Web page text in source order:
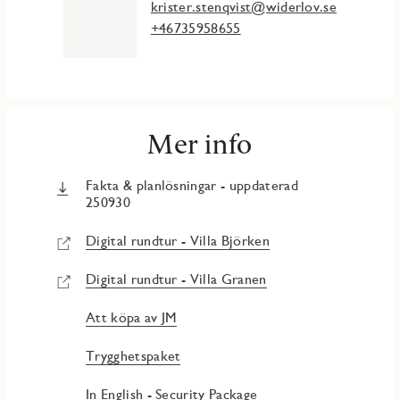
Sovrum med plats för dubbelsäng. Förvaring i
skjutdörrsgarderob. Alternativ planlösning ger möjlighet till
Skjutdörrsgarderob som tillval.
badkar som ingår i JMs originalinredning. Förvaring i
på bland annat kakel och klinker med inredningsval – i den
digitala inredningsväljaren hittar du alla tillval.
TOMT & UTEPLATS
krister.stenqvist@widerlov.se
+46735958655
Mer info
Fakta & planlösningar - uppdaterad
250930
Digital rundtur - Villa Björken
Digital rundtur - Villa Granen
Att köpa av JM
Trygghetspaket
In English - Security Package